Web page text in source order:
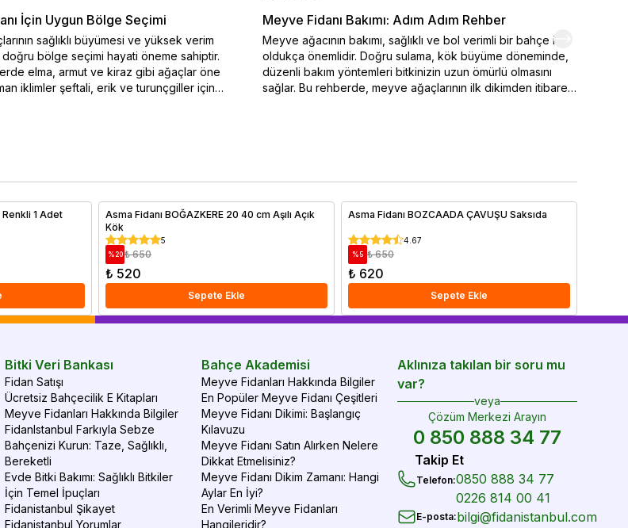
İçin Uygun Bölge Seçimi
sağlıklı büyümesi ve yüksek verim
bölge seçimi hayati öneme sahiptir.
elma, armut ve kiraz gibi ağaçlar öne
iklimler şeftali, erik ve turunçgiller için
meyve hasadı elde edebilirsiniz.
Meyve Fidanı Bakımı: Adım Adım Rehber
Meyve ağacının bakımı, sağlıklı ve bol verimli bir bahçe için
oldukça önemlidir. Doğru sulama, kök büyüme döneminde,
düzenli bakım yöntemleri bitkinizin uzun ömürlü olmasını
sağlar. Bu rehberde, meyve ağaçlarının ilk dikimden itibaren
almak için ipuçlarımızı hemen bitiriyoruz!
Renkli 1 Adet
Asma Fidanı BOĞAZKERE 20 40 cm Aşılı Açık
Kök
5
%20 ₺ 650
₺ 520
Sepete Ekle
Asma Fidanı BOZCAADA ÇAVUŞU Saksıda
4.67
% 5 ₺ 650
₺ 620
Sepete Ekle
Bitki Veri Bankası
Fidan Satışı
Ücretsiz Bahçecilik E Kitapları
Meyve Fidanları Hakkında Bilgiler
FidanIstanbul Farkıyla Sebze
Bahçenizi Kurun: Taze, Sağlıklı,
Bereketli
Evde Bitki Bakımı: Sağlıklı Bitkiler
İçin Temel İpuçları
Fidanistanbul Şikayet
Fidanistanbul Yorumlar
Bahçe Akademisi
Meyve Fidanları Hakkında Bilgiler
En Popüler Meyve Fidanı Çeşitleri
Meyve Fidanı Dikimi: Başlangıç
Kılavuzu
Meyve Fidanı Satın Alırken Nelere
Dikkat Etmelisiniz?
Meyve Fidanı Dikim Zamanı: Hangi
Aylar En İyi?
En Verimli Meyve Fidanları
Hangileridir?
Aklınıza takılan bir soru mu
var?
veya
Çözüm Merkezi Arayın
0 850 888 34 77
Takip Et
Telefon:0850 888 34 77
0226 814 00 41
E-posta:bilgi@fidanistanbul.com